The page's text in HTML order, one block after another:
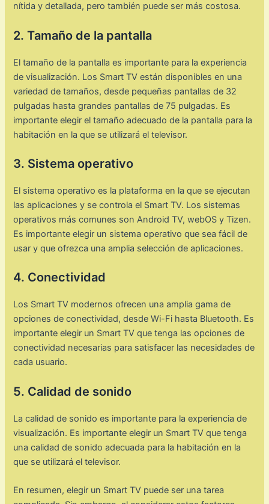
nítida y detallada, pero también puede ser más costosa.
2. Tamaño de la pantalla
El tamaño de la pantalla es importante para la experiencia
de visualización. Los Smart TV están disponibles en una
variedad de tamaños, desde pequeñas pantallas de 32
pulgadas hasta grandes pantallas de 75 pulgadas. Es
importante elegir el tamaño adecuado de la pantalla para la
habitación en la que se utilizará el televisor.
3. Sistema operativo
El sistema operativo es la plataforma en la que se ejecutan
las aplicaciones y se controla el Smart TV. Los sistemas
operativos más comunes son Android TV, webOS y Tizen.
Es importante elegir un sistema operativo que sea fácil de
usar y que ofrezca una amplia selección de aplicaciones.
4. Conectividad
Los Smart TV modernos ofrecen una amplia gama de
opciones de conectividad, desde Wi-Fi hasta Bluetooth. Es
importante elegir un Smart TV que tenga las opciones de
conectividad necesarias para satisfacer las necesidades de
cada usuario.
5. Calidad de sonido
La calidad de sonido es importante para la experiencia de
visualización. Es importante elegir un Smart TV que tenga
una calidad de sonido adecuada para la habitación en la
que se utilizará el televisor.
En resumen, elegir un Smart TV puede ser una tarea